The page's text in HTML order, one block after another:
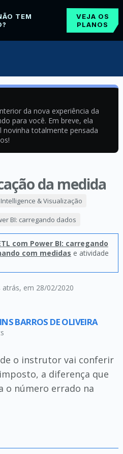
TEM
VEJA OS
PLANOS
da nova experiência da
para você. Em breve, ela
novinha totalmente pensada
da medida
atrás, em 28/02/2020
& Visualização
BI: carregando dados
com Power BI: carregando
com medidas e atividade
BARROS DE OLIVEIRA
o instrutor vai conferir
a diferença que
o número errado na